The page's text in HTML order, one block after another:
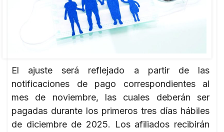
El ajuste será reflejado a partir de las
notificaciones de pago correspondientes al
mes de noviembre, las cuales deberán ser
pagadas durante los primeros tres días hábiles
de diciembre de 2025. Los afiliados recibirán